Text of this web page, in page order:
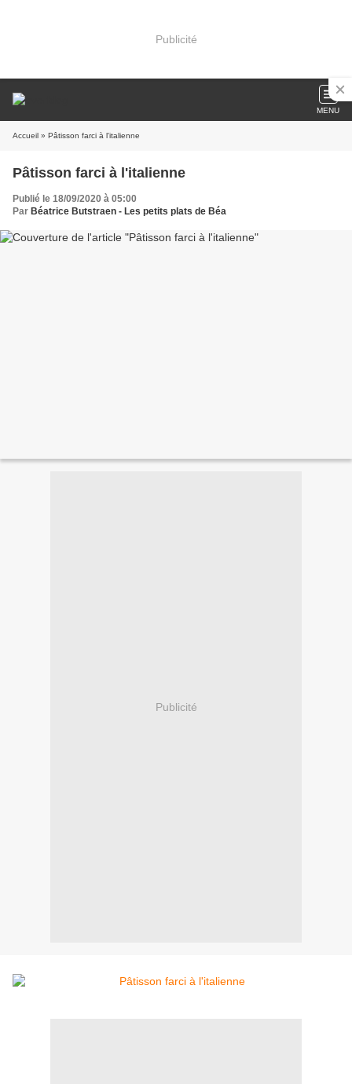
Publicité
MENU
Accueil » Pâtisson farci à l'italienne
Pâtisson farci à l'italienne
Publié le 18/09/2020 à 05:00
Par Béatrice Butstraen - Les petits plats de Béa
Publicité